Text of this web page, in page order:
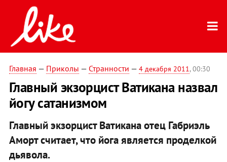
Главная — Приколы — Странности — 4 декабря 2011, 00:30
Главный экзорцист Ватикана назвал
йогу сатанизмом
Главный экзорцист Ватикана отец Габриэль
Аморт считает, что йога является проделкой
дьявола.